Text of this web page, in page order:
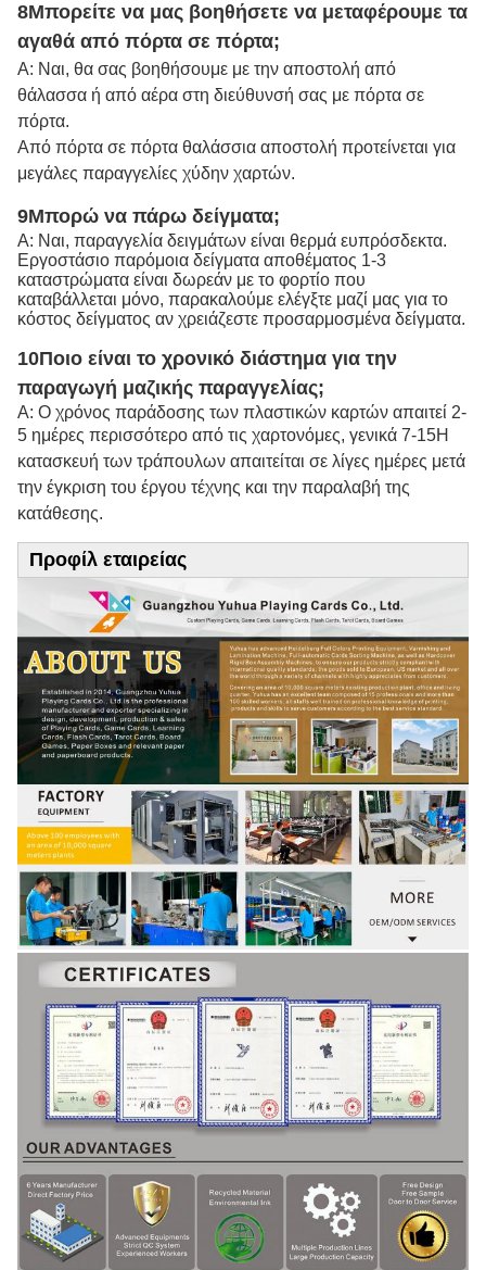
8Μπορείτε να μας βοηθήσετε να μεταφέρουμε τα
αγαθά από πόρτα σε πόρτα;
Α: Ναι, θα σας βοηθήσουμε με την αποστολή από
θάλασσα ή από αέρα στη διεύθυνσή σας με πόρτα σε
πόρτα.
Από πόρτα σε πόρτα θαλάσσια αποστολή προτείνεται για
μεγάλες παραγγελίες χύδην χαρτών.
9Μπορώ να πάρω δείγματα;
Α: Ναι, παραγγελία δειγμάτων είναι θερμά ευπρόσδεκτα.
Εργοστάσιο παρόμοια δείγματα αποθέματος 1-3
καταστρώματα είναι δωρεάν με το φορτίο που
καταβάλλεται μόνο, παρακαλούμε ελέγξτε μαζί μας για το
κόστος δείγματος αν χρειάζεστε προσαρμοσμένα δείγματα.
10Ποιο είναι το χρονικό διάστημα για την
παραγωγή μαζικής παραγγελίας;
Α: Ο χρόνος παράδοσης των πλαστικών καρτών απαιτεί 2-
5 ημέρες περισσότερο από τις χαρτονόμες, γενικά 7-15Η
κατασκευή των τράπουλων απαιτείται σε λίγες ημέρες μετά
την έγκριση του έργου τέχνης και την παραλαβή της
κατάθεσης.
Προφίλ εταιρείας